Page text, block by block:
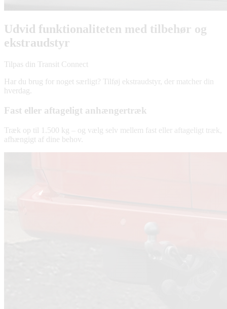
Udvid funktionaliteten med tilbehør og
ekstraudstyr
Tilpas din Transit Connect
Har du brug for noget særligt? Tilføj ekstraudstyr, der matcher din
hverdag.
Fast eller aftageligt anhængertræk
Træk op til 1.500 kg – og vælg selv mellem fast eller aftageligt træk,
afhængigt af dine behov.